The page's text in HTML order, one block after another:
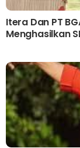
Itera Dan PT
Menghasilkan